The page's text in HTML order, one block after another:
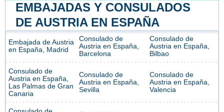
EMBAJADAS Y CONSULADOS
DE AUSTRIA EN ESPAÑA
Embajada de Austria
en España, Madrid
Consulado de
Austria en España,
Barcelona
Consulado de
Austria en España,
Bilbao
Consulado de
Austria en España,
Las Palmas de Gran
Canaria
Consulado de
Austria en España,
Sevilla
Consulado de
Austria en España,
Valencia